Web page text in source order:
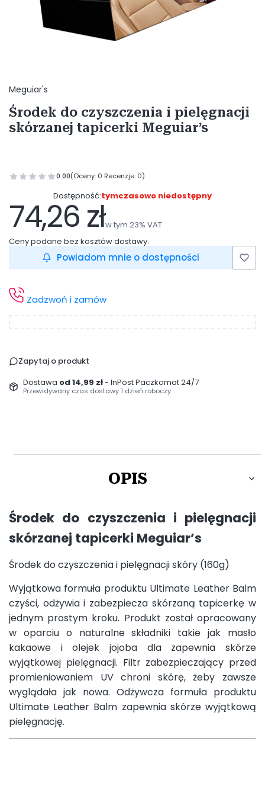
Meguiar's
Środek do czyszczenia i pielęgnacji
skórzanej tapicerki Meguiar’s
0.00(Oceny: 0 Recenzje: 0)
Dostępność:tymczasowo niedostępny
Cena
74,26 złw tym 23% VAT
w tym 23% VAT
Ceny podane bez kosztów dostawy.
Powiadom mnie o dostępności
Zadzwoń i zamów
Zapytaj o produkt
Dostawa od 14,99 zł- InPost Paczkomat 24/7
Przewidywany czas dostawy 1 dzień roboczy.
OPIS
Środek do czyszczenia i pielęgnacji
skórzanej tapicerki Meguiar’s
Środek do czyszczenia i pielęgnacji skóry (160g)
Wyjątkowa formuła produktu Ultimate Leather Balm
czyści, odżywia i zabezpiecza skórzaną tapicerkę w
jednym prostym kroku. Produkt został opracowany
w oparciu o naturalne składniki takie jak masło
kakaowe i olejek jojoba dla zapewnia skórze
wyjątkowej pielęgnacji. Filtr zabezpieczający przed
promieniowaniem UV chroni skórę, żeby zawsze
wyglądała jak nowa. Odżywcza formuła produktu
Ultimate Leather Balm zapewnia skórze wyjątkową
pielęgnację.